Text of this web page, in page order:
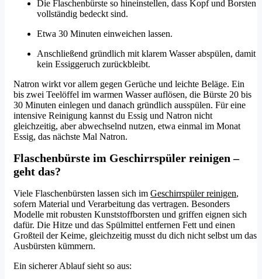
Die Flaschenbürste so hineinstellen, dass Kopf und Borsten
vollständig bedeckt sind.
Etwa 30 Minuten einweichen lassen.
Anschließend gründlich mit klarem Wasser abspülen, damit
kein Essiggeruch zurückbleibt.
Natron wirkt vor allem gegen Gerüche und leichte Beläge. Ein
bis zwei Teelöffel im warmen Wasser auflösen, die Bürste 20 bis
30 Minuten einlegen und danach gründlich ausspülen. Für eine
intensive Reinigung kannst du Essig und Natron nicht
gleichzeitig, aber abwechselnd nutzen, etwa einmal im Monat
Essig, das nächste Mal Natron.
Flaschenbürste im Geschirrspüler reinigen –
geht das?
Viele Flaschenbürsten lassen sich im Geschirrspüler reinigen,
sofern Material und Verarbeitung das vertragen. Besonders
Modelle mit robusten Kunststoffborsten und griffen eignen sich
dafür. Die Hitze und das Spülmittel entfernen Fett und einen
Großteil der Keime, gleichzeitig musst du dich nicht selbst um das
Ausbürsten kümmern.
Ein sicherer Ablauf sieht so aus: